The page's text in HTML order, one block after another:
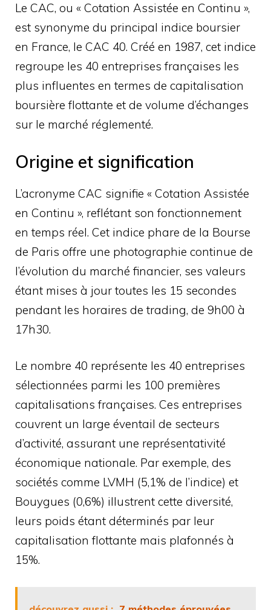
Le CAC, ou « Cotation Assistée en Continu »,
est synonyme du principal indice boursier
en France, le CAC 40. Créé en 1987, cet indice
regroupe les 40 entreprises françaises les
plus influentes en termes de capitalisation
boursière flottante et de volume d’échanges
sur le marché réglementé.
Origine et signification
L’acronyme CAC signifie « Cotation Assistée
en Continu », reflétant son fonctionnement
en temps réel. Cet indice phare de la Bourse
de Paris offre une photographie continue de
l’évolution du marché financier, ses valeurs
étant mises à jour toutes les 15 secondes
pendant les horaires de trading, de 9h00 à
17h30.
Le nombre 40 représente les 40 entreprises
sélectionnées parmi les 100 premières
capitalisations françaises. Ces entreprises
couvrent un large éventail de secteurs
d’activité, assurant une représentativité
économique nationale. Par exemple, des
sociétés comme LVMH (5,1% de l’indice) et
Bouygues (0,6%) illustrent cette diversité,
leurs poids étant déterminés par leur
capitalisation flottante mais plafonnés à
15%.